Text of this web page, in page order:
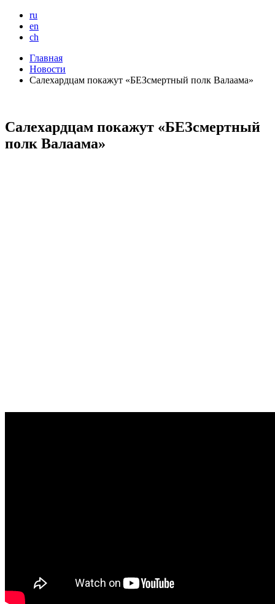
ru
en
ch
Главная
Новости
Салехардцам покажут «БЕЗсмертный полк Валаама»
Салехардцам покажут «БЕЗсмертный
полк Валаама»